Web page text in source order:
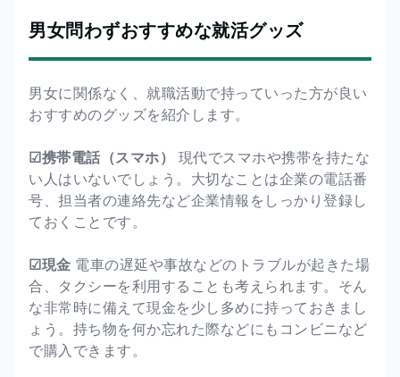
男女問わずおすすめな就活グッズ
男女に関係なく、就職活動で持っていった方が良い
おすすめのグッズを紹介します。
☑携帯電話（スマホ）
現代でスマホや携帯を持たな
い人はいないでしょう。大切なことは企業の電話番
号、担当者の連絡先など企業情報をしっかり登録し
ておくことです。
☑現金 電車の遅延や事故などのトラブルが起きた場
合、タクシーを利用することも考えられます。そん
な非常時に備えて現金を少し多めに持っておきまし
ょう。持ち物を何か忘れた際などにもコンビニなど
で購入できます。